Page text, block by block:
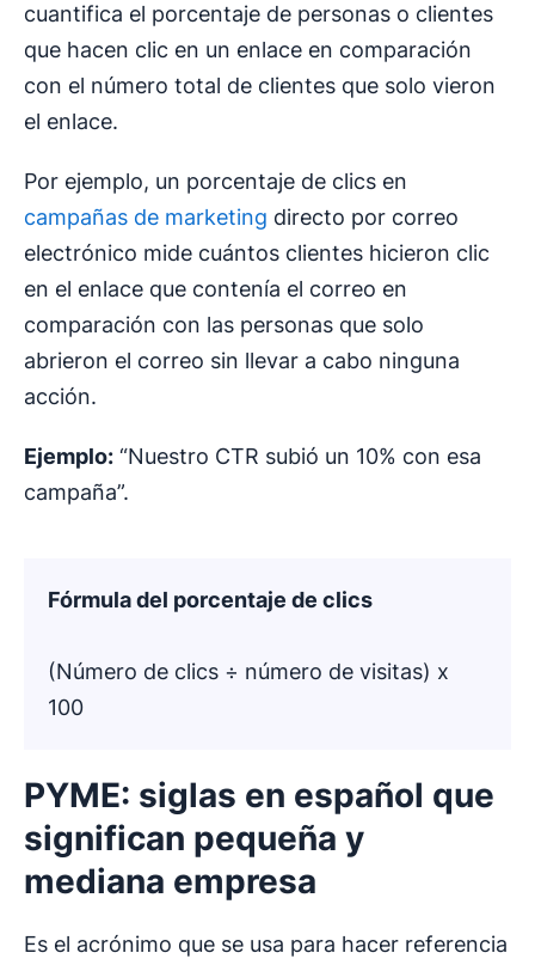
cuantifica el porcentaje de personas o clientes
que hacen clic en un enlace en comparación
con el número total de clientes que solo vieron
el enlace.
Por ejemplo, un porcentaje de clics en
campañas de marketing directo por correo
electrónico mide cuántos clientes hicieron clic
en el enlace que contenía el correo en
comparación con las personas que solo
abrieron el correo sin llevar a cabo ninguna
acción.
Ejemplo: “Nuestro CTR subió un 10% con esa
campaña”.
Fórmula del porcentaje de clics
(Número de clics ÷ número de visitas) x
100
PYME: siglas en español que
significan pequeña y
mediana empresa
Es el acrónimo que se usa para hacer referencia